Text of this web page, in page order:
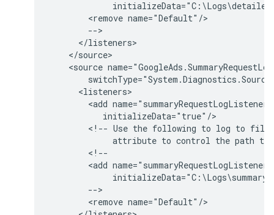
<remove
<source
<add name="summaryRequestLogListener"
<!-- Use the following to log to file.
attribute to control the path to
<add name="summaryRequestLogListener"
<remove